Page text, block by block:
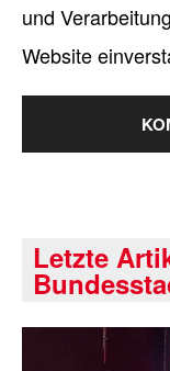
und
Website
Letzte